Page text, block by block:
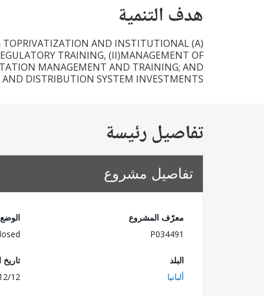
هدف التنمية
TOPRIVATIZATION AND INSTITUTIONAL
TRAINING, (II)MANAGEMENT OF
MANAGEMENT AND TRAINING; AND
DISTRIBUTION SYSTEM INVESTMENTS.
تفاصيل رئيسة
تفاصيل مشروع
معرّف المشروع
P034491
الوضع
البلد
ألبانيا
تاريخ
12